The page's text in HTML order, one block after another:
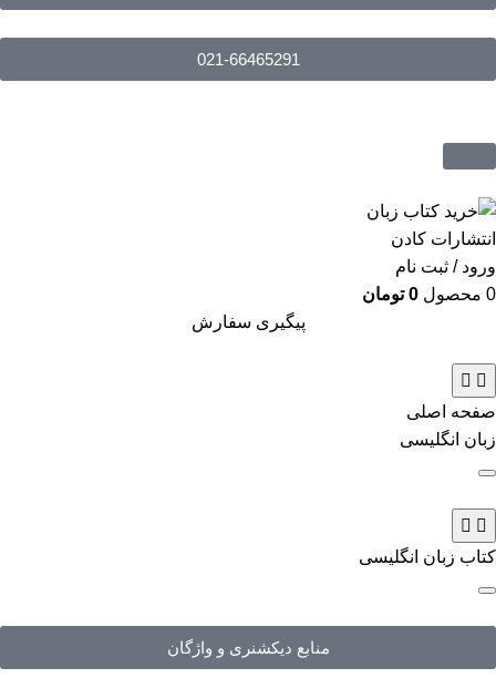
021-66465291
ورود / ثبت نام
0 محصول 0 تومان
پیگیری سفارش
صفحه اصلی
زبان انگلیسی
کتاب زبان انگلیسی
منابع دیکشنری و واژگان